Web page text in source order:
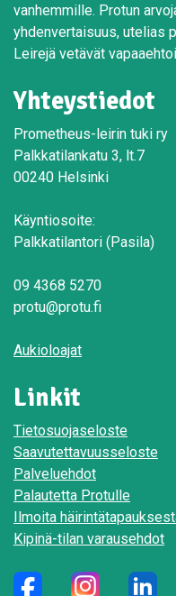
vanhemmille. Protun
yhdenvertaisuus, utelias
Leirejä vetävät
Yhteystiedot
Prometheus-leirin tuki ry
Palkkatilankatu 3, lt.7
00240 Helsinki
Käyntiosoite:
Palkkatilantori (Pasila)
09 4368 5270
protu@protu.fi
Aukioloajat
Linkit
Tietosuojaseloste
Saavutettavuusseloste
Palveluehdot
Palautetta Protulle
Ilmoita
Kipinä-tilan varausehdot